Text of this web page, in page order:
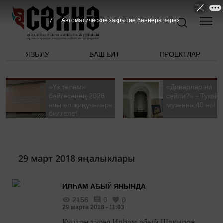
ЯЗЫЛУ БАШ БИТ ПРОЕКТЛАР
«Үз телем»
бәйгесенең 2026
нчы ел җиңүчеләре
билгеле!
«Диварлар ни
сөйли?» - Тукай
музеена 40 ел!
29 март 2018 яңалыклары
ИЛҺАМ АБЫЙ ЯНЫНДА
2156
0 0
29 марта 2018 - 11:03
6 Автоматическое закрытие баннера через